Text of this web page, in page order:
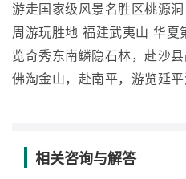
游走国家级风景名胜区桃源
周游玩胜地 福建武夷山 华
览奇秀东南鳞隐石林，赴沙
佛淘金山，赴南平，游览延平
相关咨询与解答